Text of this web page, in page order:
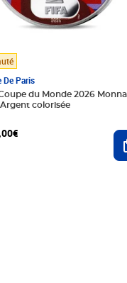
De Paris
du Monde 2026
colorisée